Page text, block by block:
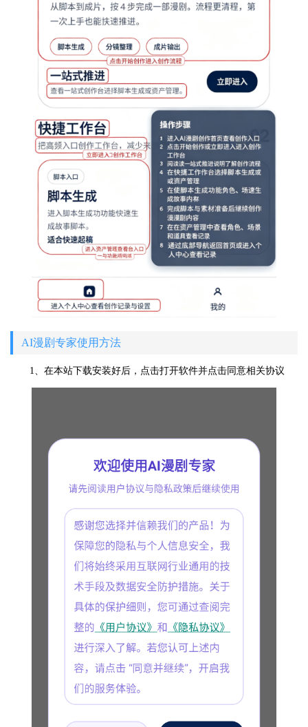
AI漫剧专家使用方法
1、在本站下载安装好后，点击打开软件并点击同意相关协议